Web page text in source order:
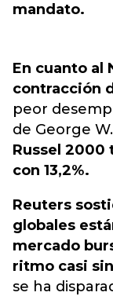
mandato.
En cuanto al
contracción
peor
de George
Russel 2000
con 13,2%.
Reuters
globales
mercado
ritmo casi
se ha